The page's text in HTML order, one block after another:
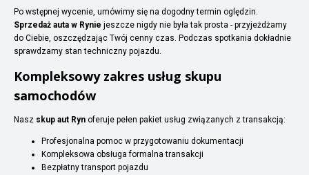
Po wstępnej wycenie, umówimy się na dogodny termin oględzin.
Sprzedaż auta w Rynie jeszcze nigdy nie była tak prosta - przyjeżdżamy
do Ciebie, oszczędzając Twój cenny czas. Podczas spotkania dokładnie
sprawdzamy stan techniczny pojazdu.
Kompleksowy zakres usług skupu
samochodów
Nasz skup aut Ryn oferuje pełen pakiet usług związanych z transakcją:
Profesjonalna pomoc w przygotowaniu dokumentacji
Kompleksowa obsługa formalna transakcji
Bezpłatny transport pojazdu